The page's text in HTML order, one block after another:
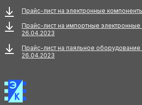
Прайс-лист на электронные
Прайс-лист на импортные электронные
26.04.2023
Прайс-лист на паяльное
26.04.2023